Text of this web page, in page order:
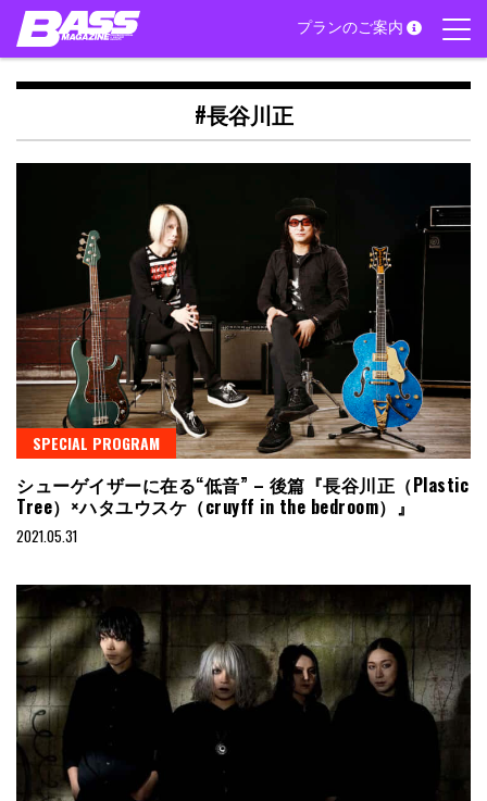
Skip
content
プランのご案内
#長谷川正
SPECIAL PROGRAM
シューゲイザーに在る“低音” – 後篇『長谷川正（Plastic
Tree）×ハタユウスケ（cruyff in the bedroom）』
2021.05.31